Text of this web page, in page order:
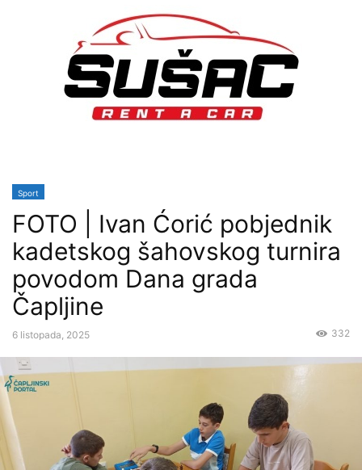
Sport
FOTO | Ivan Ćorić pobjednik
kadetskog šahovskog turnira
povodom Dana grada
Čapljine
6 listopada, 2025 332